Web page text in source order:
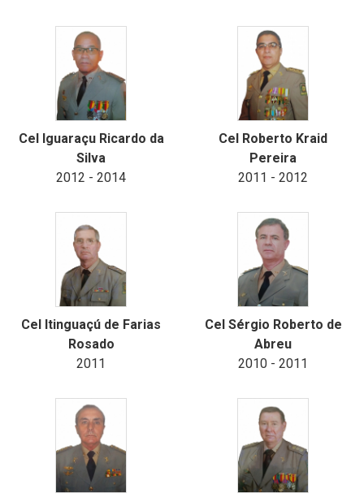
Cel Iguaraçu Ricardo da
Silva
2012 - 2014
Cel Roberto Kraid
Pereira
2011 - 2012
Cel Itinguaçú de Farias
Rosado
2011
Cel Sérgio Roberto de
Abreu
2010 - 2011